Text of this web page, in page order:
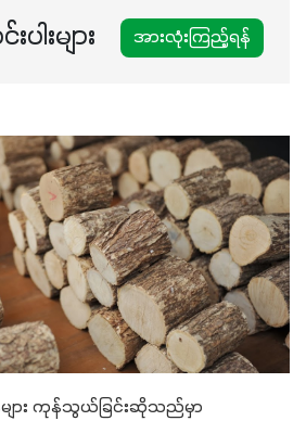
းများ အားလုံးကြည့်ရန်
း ကုန်သွယ်ခြင်းဆိုသည်မှာ